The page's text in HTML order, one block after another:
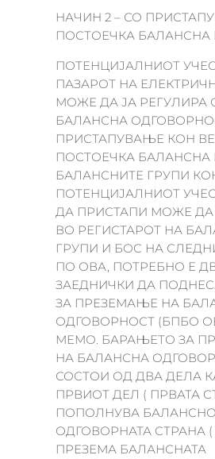
НАЧИН 2 – СО
ПОСТОЕЧКА БАЛАНСНА
ПОТЕНЦИЈАЛНИОТ
ПАЗАРОТ НА
МОЖЕ ДА ЈА РЕГУЛИРА
БАЛАНСНА
ПРИСТАПУВАЊЕ КОН
ПОСТОЕЧКА БАЛАНСНА
БАЛАНСНИТЕ ГРУПИ
ПОТЕНЦИЈАЛНИОТ
ДА ПРИСТАПИ МОЖЕ ДА
ВО РЕГИСТАРОТ НА
ГРУПИ И БОС НА
ПО ОВА, ПОТРЕБНО Е
ЗАЕДНИЧКИ ДА
ЗА ПРЕЗЕМАЊЕ НА
ОДГОВОРНОСТ (БПБО
МЕМО. БАРАЊЕТО ЗА
НА БАЛАНСНА
СОСТОИ ОД ДВА ДЕЛА
ПРВИОТ ДЕЛ ( ПРВАТА
ПОПОЛНУВА БАЛАНСНО
ОДГОВОРНАТА СТРАНА (
ПРЕЗЕМА БАЛАНСНАТА